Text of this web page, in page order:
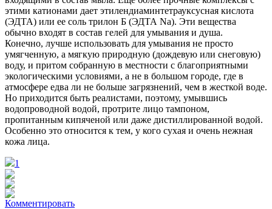
этими катионами дает этилендиаминтетрауксусная кислота
(ЭДТА) или ее соль трилон Б (ЭДТА Na). Эти вещества
обычно входят в состав гелей для умывания и душа.
Конечно, лучше использовать для умывания не просто
умягченную, а мягкую природную (дождевую или снеговую)
воду, и притом собранную в местности с благоприятными
экологическими условиями, а не в большом городе, где в
атмосфере едва ли не больше загрязнений, чем в жесткой воде.
Но приходится быть реалистами, поэтому, умывшись
водопроводной водой, протрите лицо тампоном,
пропитанным кипяченой или даже дистиллированной водой.
Особенно это относится к тем, у кого сухая и очень нежная
кожа лица.
1
Комментировать